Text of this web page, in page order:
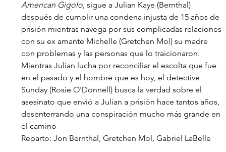
American Gigolo, sigue a Julian Kaye (Bernthal)
después de cumplir una condena injusta de 15 años de
prisión mientras navega por sus complicadas relaciones
con su ex amante Michelle (Gretchen Mol) su madre
con problemas y las personas que lo traicionaron.
Mientras Julian lucha por reconciliar el escolta que fue
en el pasado y el hombre que es hoy, el detective
Sunday (Rosie O'Donnell) busca la verdad sobre el
asesinato que envió a Julian a prisión hace tantos años,
desenterrando una conspiración mucho más grande en
el camino
Reparto: Jon Bernthal, Gretchen Mol, Gabriel LaBelle